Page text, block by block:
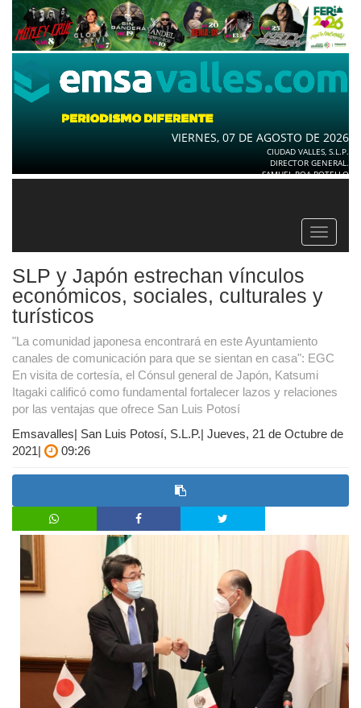
VIERNES, 07 DE AGOSTO DE 2026
CIUDAD VALLES, S.L.P.
DIRECTOR GENERAL.
SAMUEL ROA BOTELLO
Toggle
SLP y Japón estrechan vínculos
económicos, sociales, culturales y
turísticos
"La comunidad japonesa encontrará en este Ayuntamiento
canales de comunicación para que se sientan en casa": EGC
En visita de cortesía, el Cónsul general de Japón, Katsumi
Itagaki calificó como fundamental fortalecer lazos y relaciones
por las ventajas que ofrece San Luis Potosí
Emsavalles| San Luis Potosí, S.L.P.| Jueves, 21 de Octubre de
2021|
09:26